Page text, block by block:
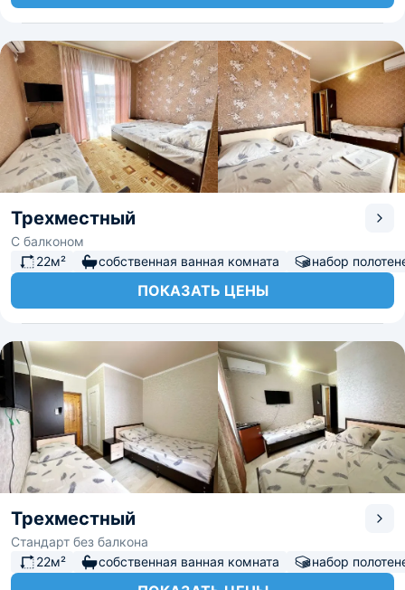
Трехместный
С балконом
22м²
собственная ванная комната набор
ПОКАЗАТЬ ЦЕНЫ
Трехместный
Стандарт без балкона
22м²
собственная ванная комната набор